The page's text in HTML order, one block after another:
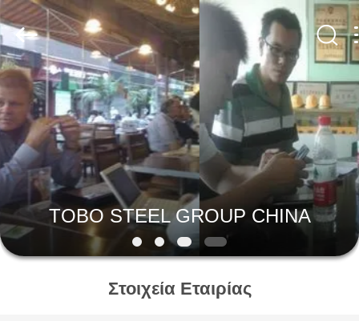
ΣΠΊΤΙ
ΠΡΟΪΌΝΤΑ
ΠΕΡΊΠΟΥ
ΕΜΕΊΣ
ΓΎΡΟΣ
ΕΡΓΟΣΤΑΣΊΩΝ
TOBO
STEEL
GROUP
CHINA.
All
Rights
Reserved.
TOBO STEEL GROUP CHINA
Στοιχεία Εταιρίας